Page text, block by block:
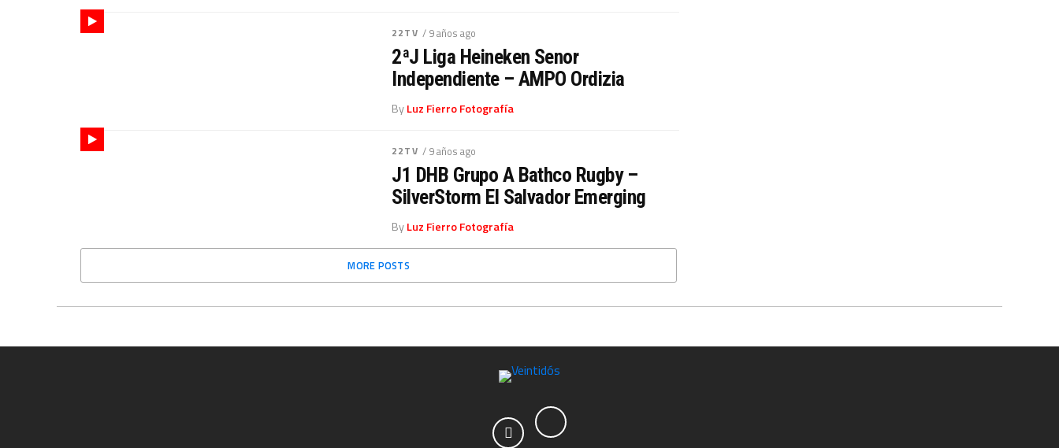
22TV / 9 años ago
2ªJ Liga Heineken Senor
Independiente – AMPO Ordizia
ByLuz Fierro Fotografía
22TV / 9 años ago
J1 DHB Grupo A Bathco Rugby –
SilverStorm El Salvador Emerging
ByLuz Fierro Fotografía
MORE POSTS